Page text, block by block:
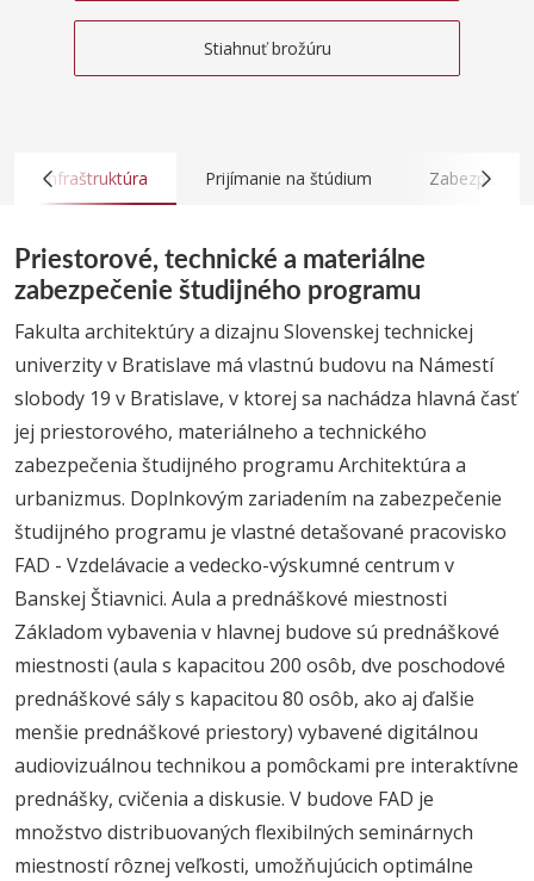
Stiahnuť brožúru
Infraštruktúra Prijímanie na štúdium
Priestorové, technické a materiálne
zabezpečenie študijného programu
Fakulta architektúry a dizajnu Slovenskej technickej
univerzity v Bratislave má vlastnú budovu na Námestí
slobody 19 v Bratislave, v ktorej sa nachádza hlavná časť
jej priestorového, materiálneho a technického
zabezpečenia študijného programu Architektúra a
urbanizmus. Doplnkovým zariadením na zabezpečenie
študijného programu je vlastné detašované pracovisko
FAD - Vzdelávacie a vedecko-výskumné centrum v
Banskej Štiavnici. Aula a prednáškové miestnosti
Základom vybavenia v hlavnej budove sú prednáškové
miestnosti (aula s kapacitou 200 osôb, dve poschodové
prednáškové sály s kapacitou 80 osôb, ako aj ďalšie
menšie prednáškové priestory) vybavené digitálnou
audiovizuálnou technikou a pomôckami pre interaktívne
prednášky, cvičenia a diskusie. V budove FAD je
množstvo distribuovaných flexibilných seminárnych
miestností rôznej veľkosti, umožňujúcich optimálne